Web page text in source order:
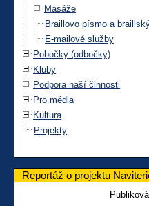
Masáže
Braillovo písmo a
E-mailové služby
Pobočky (odbočky)
Kluby
Podpora naší činnosti
Pro média
Kultura
Projekty
Reportáž o projektu